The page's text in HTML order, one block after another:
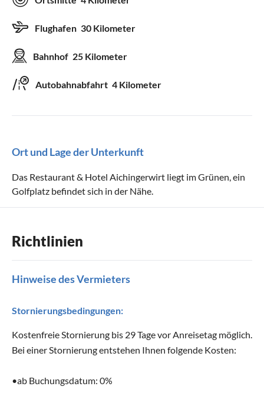
Flughafen 30 Kilometer
Bahnhof 25 Kilometer
Autobahnabfahrt 4 Kilometer
Ort und Lage der Unterkunft
Das Restaurant & Hotel Aichingerwirt liegt im Grünen, ein
Golfplatz befindet sich in der Nähe.
Richtlinien
Hinweise des Vermieters
Stornierungsbedingungen:
Kostenfreie Stornierung bis 29 Tage vor Anreisetag möglich.